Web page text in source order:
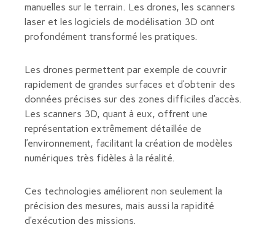
manuelles sur le terrain. Les drones, les scanners
laser et les logiciels de modélisation 3D ont
profondément transformé les pratiques.
Les drones permettent par exemple de couvrir
rapidement de grandes surfaces et d’obtenir des
données précises sur des zones difficiles d’accès.
Les scanners 3D, quant à eux, offrent une
représentation extrêmement détaillée de
l’environnement, facilitant la création de modèles
numériques très fidèles à la réalité.
Ces technologies améliorent non seulement la
précision des mesures, mais aussi la rapidité
d’exécution des missions.